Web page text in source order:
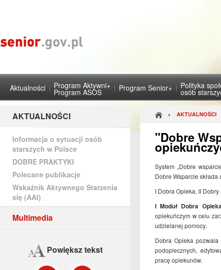
Aktualności Program Aktywni+
Program ASOS Program Senior+ Polityka
osób
AKTUALNOŚCI
Informacja o sytuacji osób
starszych w Polsce
DOBRE PRAKTYKI
Polecane publikacje
Wskaźnik Aktywnego Starzenia
się (AAI)
Multimedia
Powiększ tekst
AKTUALNOŚCI
"Dobre
System „Dobre
Dobre Wsparcie składa
I Dobra Opieka, II
I Moduł Dobra
opiekuńczym w celu
udzielanej pomocy.
Dobra Opieka
podopiecznych,
pracę opiekunów.